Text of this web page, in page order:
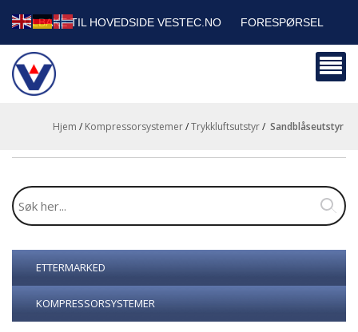
TILBAKE TIL HOVEDSIDE VESTEC.NO FORESPØRSEL
HANDLEVOGN
BEDRIFTSKUNDER
Hjem / Kompressorsystemer/Trykkluftsutstyr/ sandblåseutstyr
ETTERMARKED
KOMPRESSORSYSTEMER